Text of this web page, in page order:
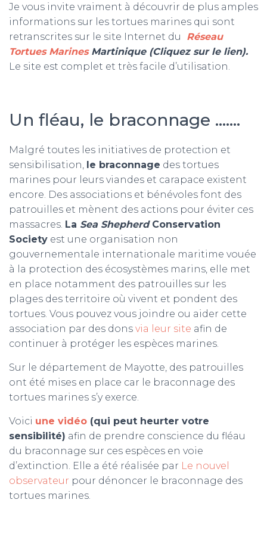
Je vous invite vraiment à découvrir de plus amples
informations sur les tortues marines qui sont
retranscrites sur le site Internet du
Réseau
Tortues MarinesMartinique (Cliquez sur le lien).
Le site est complet et très facile d’utilisation.
Un fléau, le braconnage …….
Malgré toutes les initiatives de protection et
sensibilisation, le braconnage des tortues
marines pour leurs viandes et carapace existent
encore. Des associations et bénévoles font des
patrouilles et mènent des actions pour éviter ces
massacres. La Sea ShepherdConservation
Society est une organisation non
gouvernementale internationale maritime vouée
à la protection des écosystèmes marins, elle met
en place notamment des patrouilles sur les
plages des territoire où vivent et pondent des
tortues. Vous pouvez vous joindre ou aider cette
association par des dons via leur site afin de
continuer à protéger les espèces marines.
Sur le département de Mayotte, des patrouilles
ont été mises en place car le braconnage des
tortues marines s’y exerce.
Voici une vidéo (qui peut heurter votre
sensibilité) afin de prendre conscience du fléau
du braconnage sur ces espèces en voie
d’extinction. Elle a été réalisée par Le nouvel
observateur pour dénoncer le braconnage des
tortues marines.